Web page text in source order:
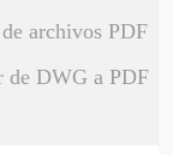
archivos PDF
de DWG a PDF